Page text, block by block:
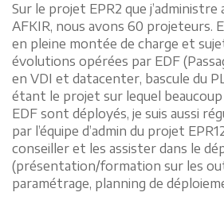
Sur le projet EPR2 que j’administre
AFKIR, nous avons 60 projeteurs.
en pleine montée de charge et
évolutions opérées par EDF
en VDI et datacenter, bascule du
étant le projet sur lequel
EDF sont déployés, je suis aussi
par l’équipe d’admin du projet
conseiller et les assister dans le
(présentation/formation sur les
paramétrage, planning de